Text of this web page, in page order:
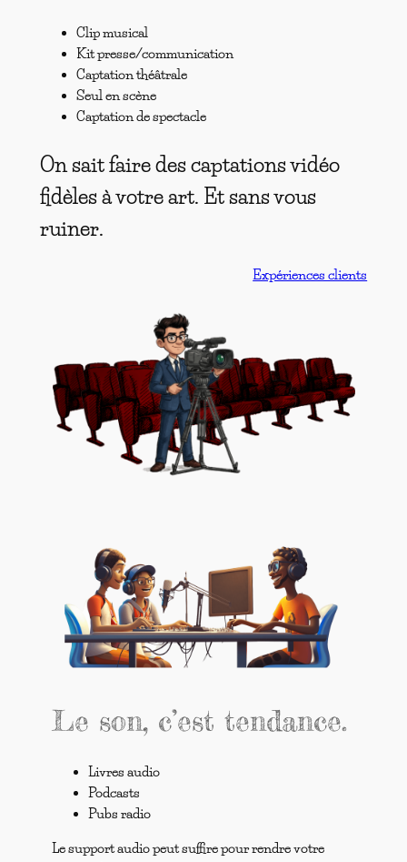
Clip musical
Kit presse/communication
Captation théâtrale
Seul en scène
Captation de spectacle
On sait faire des captations vidéo
fidèles à votre art. Et sans vous
ruiner.
Expériences clients
Le son, c’est tendance.
Livres audio
Podcasts
Pubs radio
Le support audio peut suffire pour rendre votre